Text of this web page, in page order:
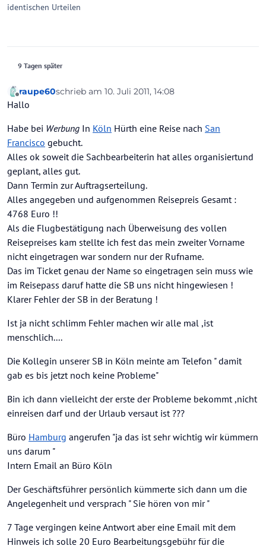
identischen Urteilen
9 Tagen später
Offline
raupe60schrieb am 10. Juli 2011, 14:08
zuletzt editiert von
Hallo
Habe bei Werbung In Köln Hürth eine Reise nach San
Francisco gebucht.
Alles ok soweit die Sachbearbeiterin hat alles organisiertund
geplant, alles gut.
Dann Termin zur Auftragserteilung.
Alles angegeben und aufgenommen Reisepreis Gesamt :
4768 Euro !!
Als die Flugbestätigung nach Überweisung des vollen
Reisepreises kam stellte ich fest das mein zweiter Vorname
nicht eingetragen war sondern nur der Rufname.
Das im Ticket genau der Name so eingetragen sein muss wie
im Reisepass daruf hatte die SB uns nicht hingewiesen !
Klarer Fehler der SB in der Beratung !
Ist ja nicht schlimm Fehler machen wir alle mal ,ist
menschlich....
Die Kollegin unserer SB in Köln meinte am Telefon " damit
gab es bis jetzt noch keine Probleme"
Bin ich dann vielleicht der erste der Probleme bekommt ,nicht
einreisen darf und der Urlaub versaut ist ???
Büro Hamburg angerufen "ja das ist sehr wichtig wir kümmern
uns darum "
Intern Email an Büro Köln
Der Geschäftsführer persönlich kümmerte sich dann um die
Angelegenheit und versprach " Sie hören von mir "
7 Tage vergingen keine Antwort aber eine Email mit dem
Hinweis ich solle 20 Euro Bearbeitungsgebühr für die